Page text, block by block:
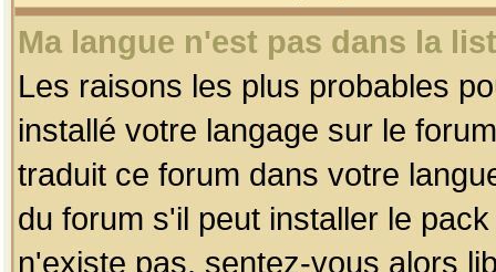
Ma langue n'est pas dans la
Les raisons les plus probables
installé votre langage sur le
traduit ce forum dans votre
du forum s'il peut installer le
n'existe pas, sentez-vous alors